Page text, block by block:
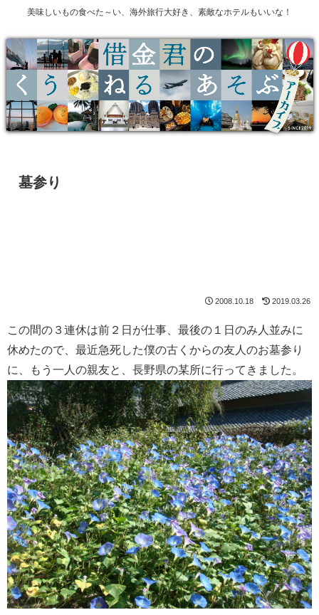
美味しいもの食べた～い、海外旅行大好き、素敵なホテルもいいな！
墓参り
2008.10.18 2019.03.26
この間の３連休は前２日が仕事、最後の１日のみ人並みに
休めたので、最近急死した僕の古くからの友人のお墓参り
に、もう一人の親友と、長野県の某所に行ってきました。